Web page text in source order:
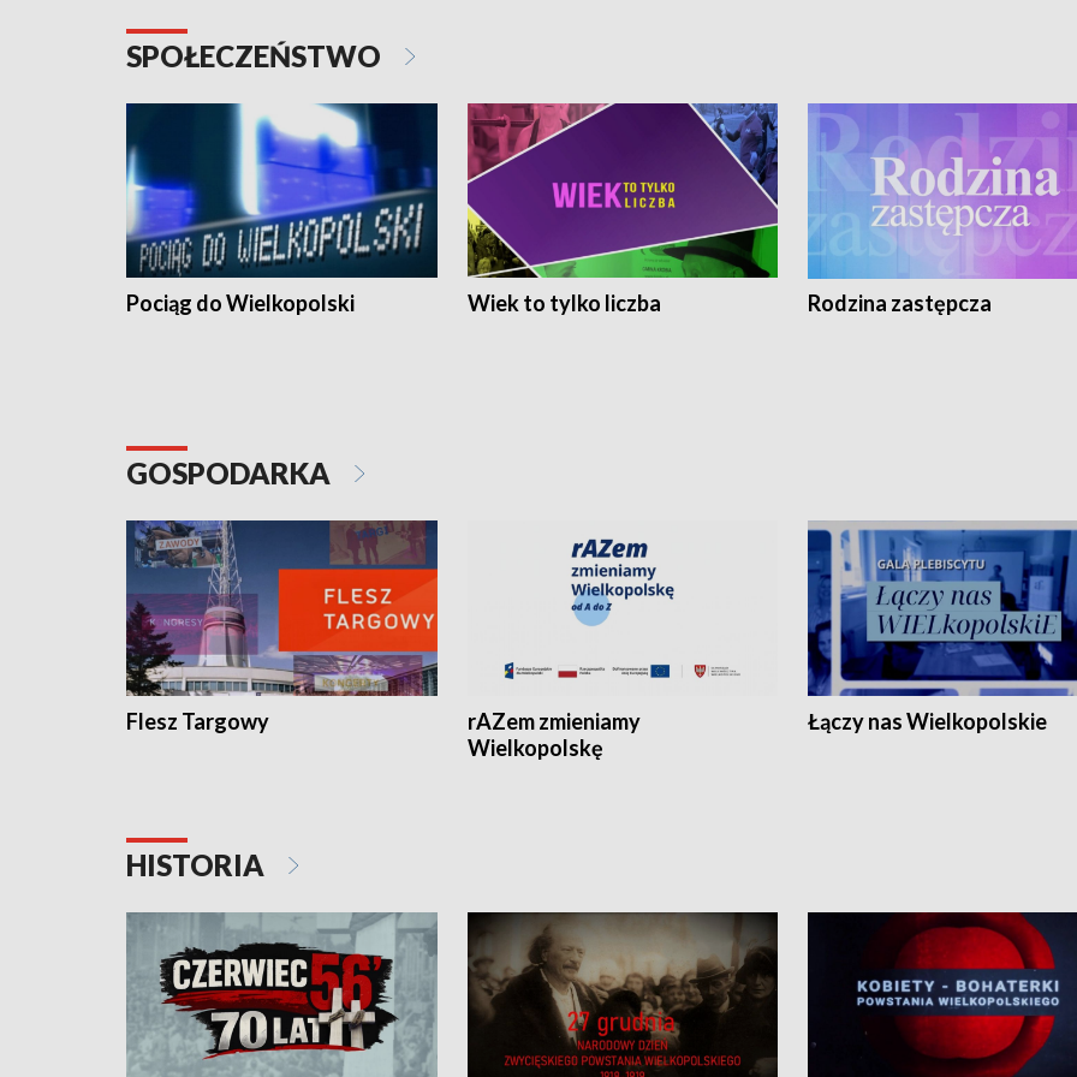
SPOŁECZEŃSTWO
Pociąg do Wielkopolski Wiek to tylko liczba Rodzina zastępcza
GOSPODARKA
Flesz Targowy
rAZem zmieniamy
Wielkopolskę
Łączy nas Wielkopolskie
HISTORIA